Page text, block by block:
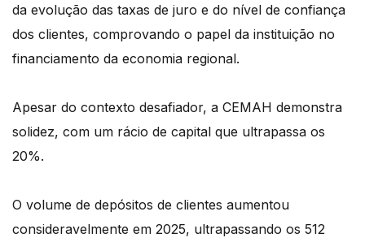
da evolução das taxas de juro e do nível de confiança
dos clientes, comprovando o papel da instituição no
financiamento da economia regional.
Apesar do contexto desafiador, a CEMAH demonstra
solidez, com um rácio de capital que ultrapassa os
20%.
O volume de depósitos de clientes aumentou
consideravelmente em 2025, ultrapassando os 512